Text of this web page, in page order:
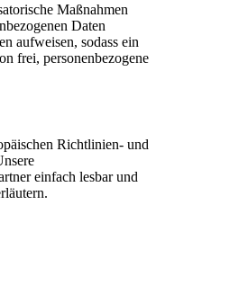
Maßnahmen
Daten
aufweisen, sodass ein
frei, personenbezogene
Richtlinien- und
einfach lesbar und